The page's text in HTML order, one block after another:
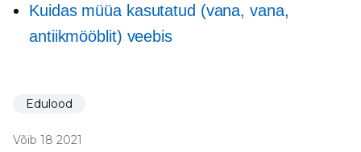
Kuidas müüa kasutatud (vana, vana,
antiikmööblit) veebis
Edulood
Võib 18 2021